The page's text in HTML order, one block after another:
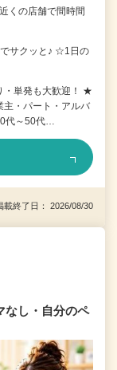
くの店舗で間時間
サクッと♪ ☆1日の
・単発も大歓迎！ ★
主・パート・アルバ
代～50代…
終了日： 2026/08/30
なし・自分のペ